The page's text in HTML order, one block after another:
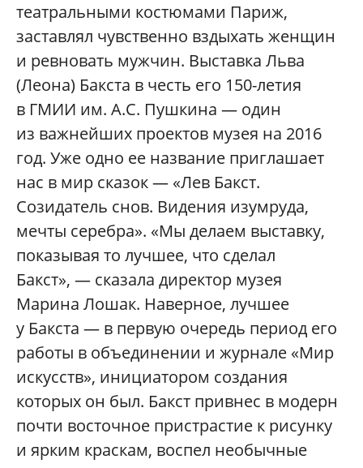
театральными костюмами Париж,
заставлял чувственно вздыхать женщин
и ревновать мужчин. Выставка Льва
(Леона) Бакста в честь его 150-летия
в ГМИИ им. А.С. Пушкина — один
из важнейших проектов музея на 2016
год. Уже одно ее название приглашает
нас в мир сказок — «Лев Бакст.
Созидатель снов. Видения изумруда,
мечты серебра». «Мы делаем выставку,
показывая то лучшее, что сделал
Бакст», — сказала директор музея
Марина Лошак. Наверное, лучшее
у Бакста — в первую очередь период его
работы в объединении и журнале «Мир
искусств», инициатором создания
которых он был. Бакст привнес в модерн
почти восточное пристрастие к рисунку
и ярким краскам, воспел необычные